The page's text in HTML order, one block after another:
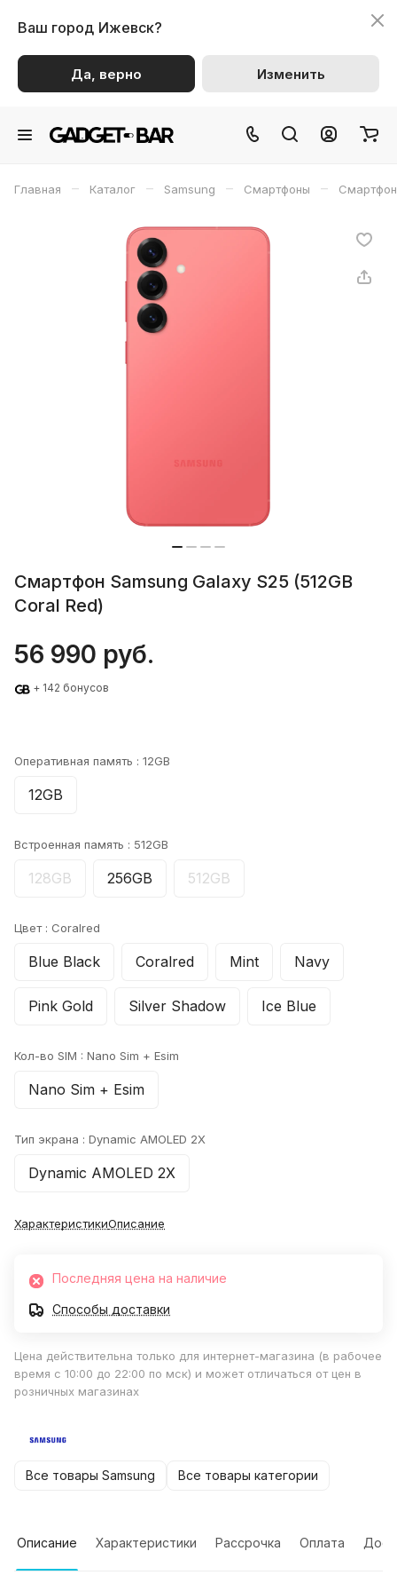
Ваш город Ижевск?
Да, верно Изменить
Главная – Каталог – Samsung – Смартфоны –
Смартфон Samsung Galaxy S25 (512GB
Coral Red)
56 990 руб.
+ 142 бонусов
Оперативная память : 12GB
12GB
Встроенная память : 512GB
128GB 256GB 512GB
Цвет : Coralred
Blue Black Coralred Mint Navy
Pink Gold Silver Shadow Ice Blue
Кол-во SIM : Nano Sim + Esim
Nano Sim + Esim
Тип экрана : Dynamic AMOLED 2X
Dynamic AMOLED 2X
ХарактеристикиОписание
Последняя цена на наличие
Способы доставки
Цена действительна только для интернет-магазина (в рабочее
время с 10:00 до 22:00 по мск) и может отличаться от цен в
розничных магазинах
Все товары Samsung Все товары категории
Описание Характеристики Рассрочка Оплата